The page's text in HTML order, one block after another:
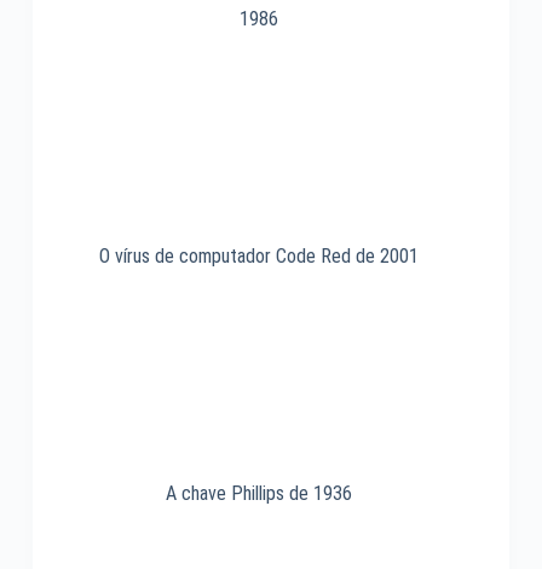
1986
O vírus de computador Code Red de 2001
A chave Phillips de 1936